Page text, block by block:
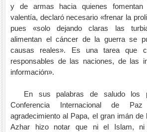
y de armas hacia quienes fomentan
valentía, declaró necesario «frenar la
pues «solo dejando claras las
alimentan el cáncer de la guerra se
causas reales». Es una tarea que
responsables de las naciones, de las
información».
En sus palabras de saludo los
Conferencia Internacional de
agradecimiento al Papa, el gran imán de
Azhar hizo notar que ni el Islam,